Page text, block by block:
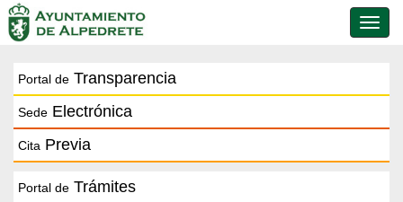
de
Portal de Transparencia
Sede Electrónica
Cita Previa
Portal de Trámites